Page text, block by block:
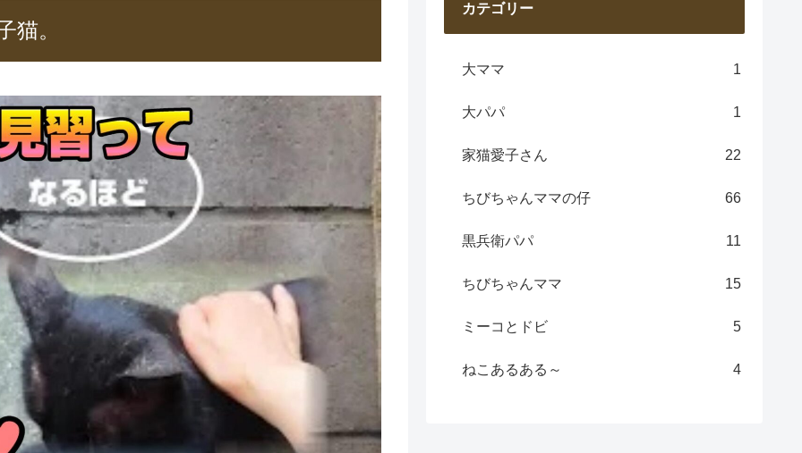
猫。
カテゴリー
大ママ 1
大パパ 1
家猫愛子さん 22
ちびちゃんママの仔 66
黒兵衛パパ 11
ちびちゃんママ 15
ミーコとドビ 5
ねこあるある～ 4